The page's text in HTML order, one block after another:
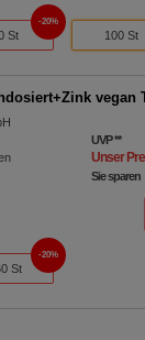
St
20%
100 St
vegan
UVP**
Unser
Sie sparen
St
20%